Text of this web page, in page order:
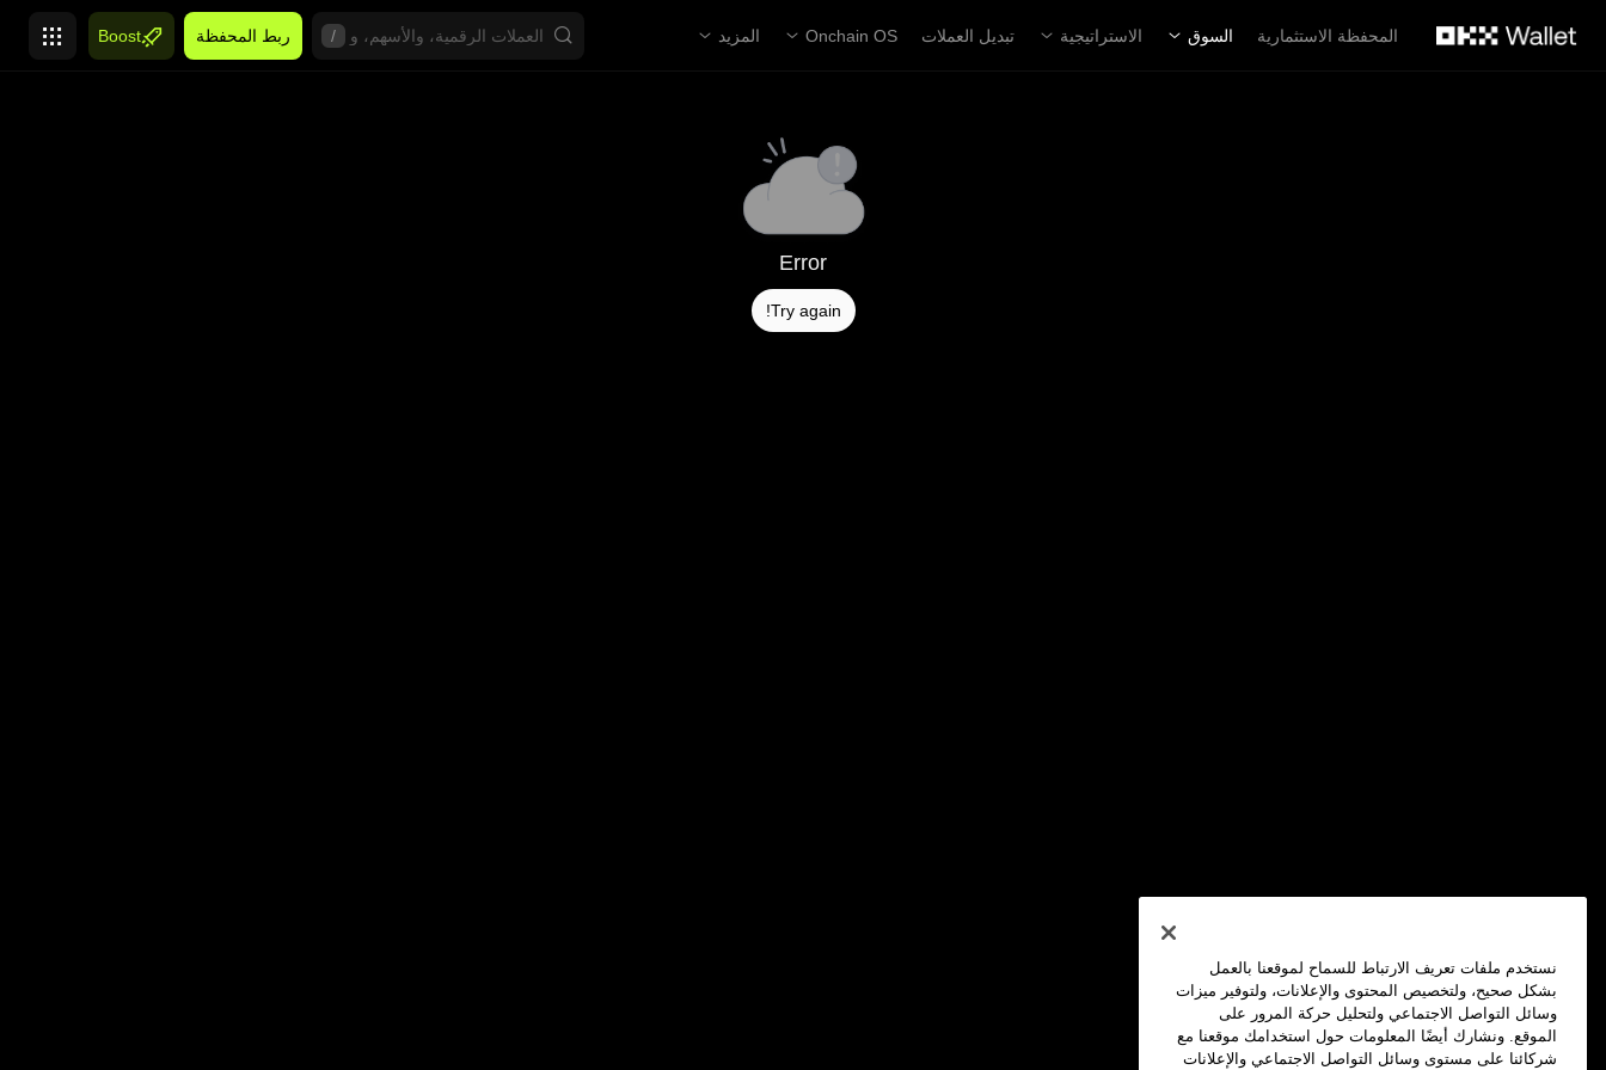
المحفظة الاستثمارية
السوق الاستراتيجية تبديل العملات Onchain OS المزيد / ربط المحفظة Boost
Error
Try again!
نستخدم ملفات تعريف الارتباط للسماح لموقعنا بالعمل
بشكل صحيح، ولتخصيص المحتوى والإعلانات، ولتوفير ميزات
وسائل التواصل الاجتماعي ولتحليل حركة المرور على
الموقع. ونشارك أيضًا المعلومات حول استخدامك موقعنا مع
شركائنا على مستوى وسائل التواصل الاجتماعي والإعلانات